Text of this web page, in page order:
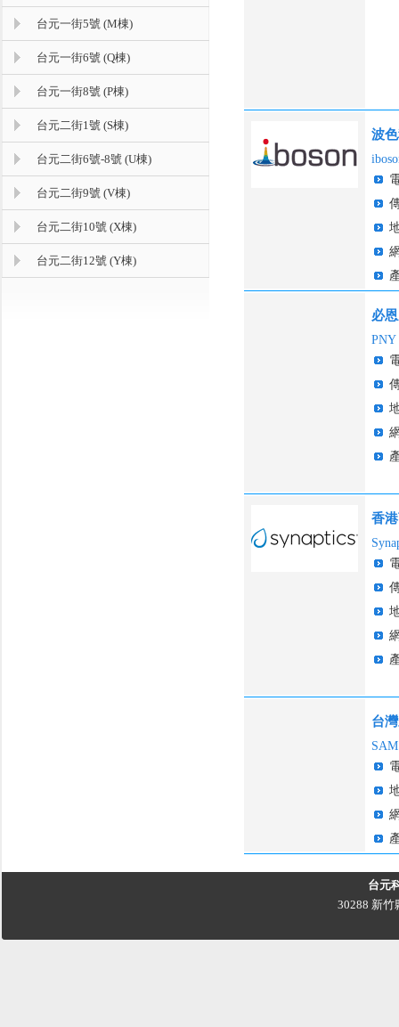
台元一街5號 (M棟)
台元一街6號 (Q棟)
台元一街8號 (P棟)
台元二街1號 (S棟)
台元二街6號-8號 (U棟)
台元二街9號 (V棟)
台元二街10號 (X棟)
台元二街12號 (Y棟)
波
必
PNY
香
台
台元
30288 新竹